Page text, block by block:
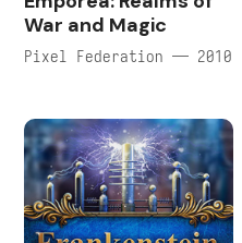
War and Magic
Pixel Federation — 2010